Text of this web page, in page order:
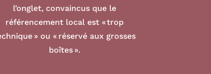
l’onglet, convaincus que le
référencement local est « trop
» ou « réservé aux grosses
boîtes ».